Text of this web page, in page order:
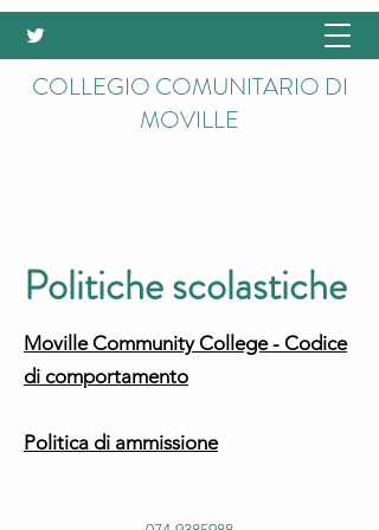
COLLEGIO COMUNITARIO DI
MOVILLE
Politiche scolastiche
Moville Community College - Codice
di comportamento
Politica di ammissione